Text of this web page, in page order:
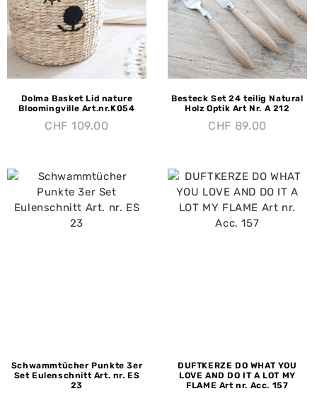
Dolma Basket Lid nature
Bloomingville Art.nr.K054
CHF 109.00
Besteck Set 24 teilig Natural
Holz Optik Art Nr. A 212
CHF 89.00
Schwammtücher Punkte 3er
Set Eulenschnitt Art. nr. ES
23
DUFTKERZE DO WHAT YOU
LOVE AND DO IT A LOT MY
FLAME Art nr. Acc. 157